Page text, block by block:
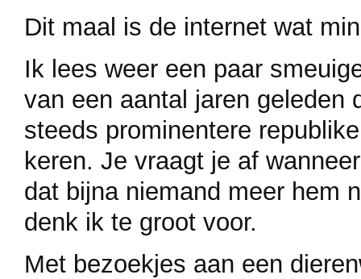
Dit maal is de internet wat
Ik lees weer een paar
van een aantal jaren geleden
steeds prominentere
keren. Je vraagt je af
dat bijna niemand meer hem
denk ik te groot voor.
Met bezoekjes aan een